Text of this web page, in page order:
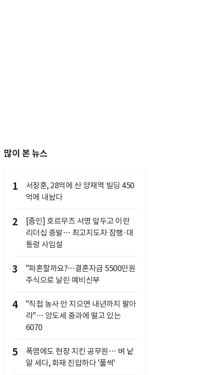
많이 본 뉴스
1
서장훈, 28억에 산 양재역 빌딩 450
억에 내놨다
2
[줌인] 호르무즈 서명 앞두고 이란
리더십 증발… 최고지도자 잠행·대
통령 사임설
3
"파혼할까요?…결혼자금 5500만원
주식으로 날린 예비신부
4
"직접 농사 안 지으면 내년까지 팔아
라"… 양도세 중과에 떨고 있는
6070
5
폭염에도 현장 지킨 공무원… 벼 낱
알 세다, 화재 진압하다 '풀썩'